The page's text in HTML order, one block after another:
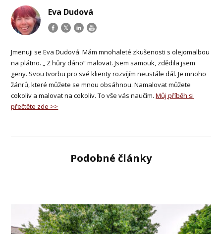
Eva Dudová
Jmenuji se Eva Dudová. Mám mnohaleté zkušenosti s olejomalbou
na plátno. „ Z hůry dáno“ malovat. Jsem samouk, zdědila jsem
geny. Svou tvorbu pro své klienty rozvíjím neustále dál. Je mnoho
žánrů, které můžete se mnou obsáhnou. Namalovat můžete
cokoliv a malovat na cokoliv. To vše vás naučím.Můj příběh si
přečtěte zde >>
Podobné články